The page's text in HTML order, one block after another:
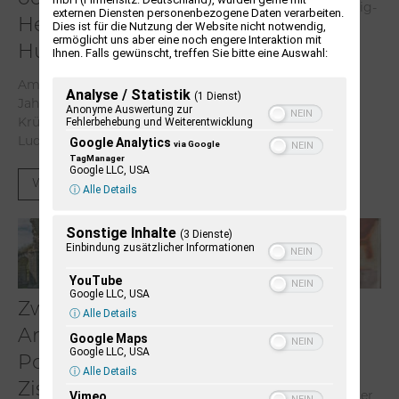
Helgas auf der
Hummerklippe
Am 31. Mai 2026 wäre er 100
Jahre alt geworden. James
Krüss. Sohn des Elektrikers
Ludwig Krüss und der...
Weiterlesen
Kulturzeitschrift Schleswig-
Holstein vor.
Zwischen
Armutsideal und
Politik. Der
Zisterzienserorde
Leben für die
externen Diensten personenbezogene Daten verarbeiten.
Dies ist für die Nutzung der Website nicht notwendig,
ermöglicht uns aber eine noch engere Interaktion mit
Ihnen. Falls gewünscht, treffen Sie bitte eine Auswahl:
Analyse / Statistik (1 Dienst)
Anonyme Auswertung zur
Fehlerbehebung und Weiterentwicklung
Google Analytics via Google
TagManager
Google LLC, USA
ⓘ Alle Details
Sonstige Inhalte (3 Dienste)
Einbindung zusätzlicher Informationen
YouTube
Google LLC, USA
ⓘ Alle Details
Google Maps
Google LLC, USA
ⓘ Alle Details
Vimeo